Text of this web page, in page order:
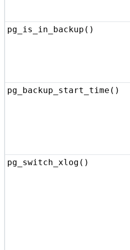
pg_is_in_backup()
pg_backup_start_time()
pg_switch_xlog()